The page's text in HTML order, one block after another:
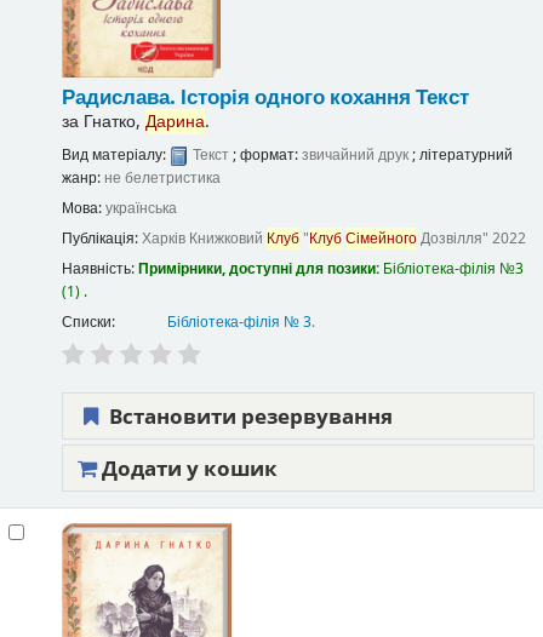
Радислава. Історія одного кохання Текст
за Гнатко, Дарина.
Вид матеріалу: Текст; формат:звичайний друк; літературний
жанр: не белетристика
Мова:українська
Публікація:Харків Книжковий Клуб"КлубСімейногоДозвілля" 2022
Наявність:Примірники, доступні для позики: Бібліотека-філія №3
(1) .
Списки:
Бібліотека-філія № 3.
Встановити резервування
Додати у кошик